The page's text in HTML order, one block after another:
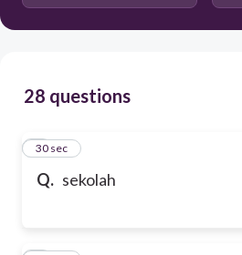
28 questions
Q. sekolah
1
30 sec